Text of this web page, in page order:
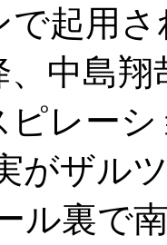
起用
中島
ピレー
がザル
ル裏で